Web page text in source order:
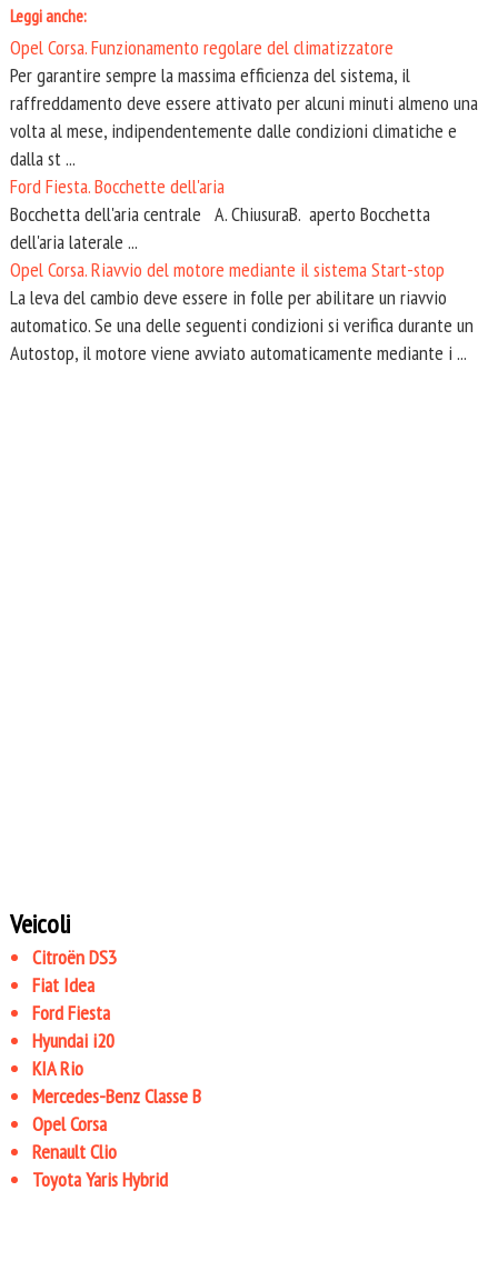
Leggi anche:
Opel Corsa. Funzionamento regolare del climatizzatore
Per garantire sempre la massima efficienza del sistema, il
raffreddamento deve essere attivato per alcuni minuti almeno una
volta al mese, indipendentemente dalle condizioni climatiche e
dalla st ...
Ford Fiesta. Bocchette dell'aria
Bocchetta dell'aria centrale A. ChiusuraB. aperto Bocchetta
dell'aria laterale ...
Opel Corsa. Riavvio del motore mediante il sistema Start-stop
La leva del cambio deve essere in folle per abilitare un riavvio
automatico. Se una delle seguenti condizioni si verifica durante un
Autostop, il motore viene avviato automaticamente mediante i ...
Veicoli
Citroën DS3
Fiat Idea
Ford Fiesta
Hyundai i20
KIA Rio
Mercedes-Benz Classe B
Opel Corsa
Renault Clio
Toyota Yaris Hybrid